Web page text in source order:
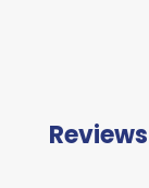
Reviews